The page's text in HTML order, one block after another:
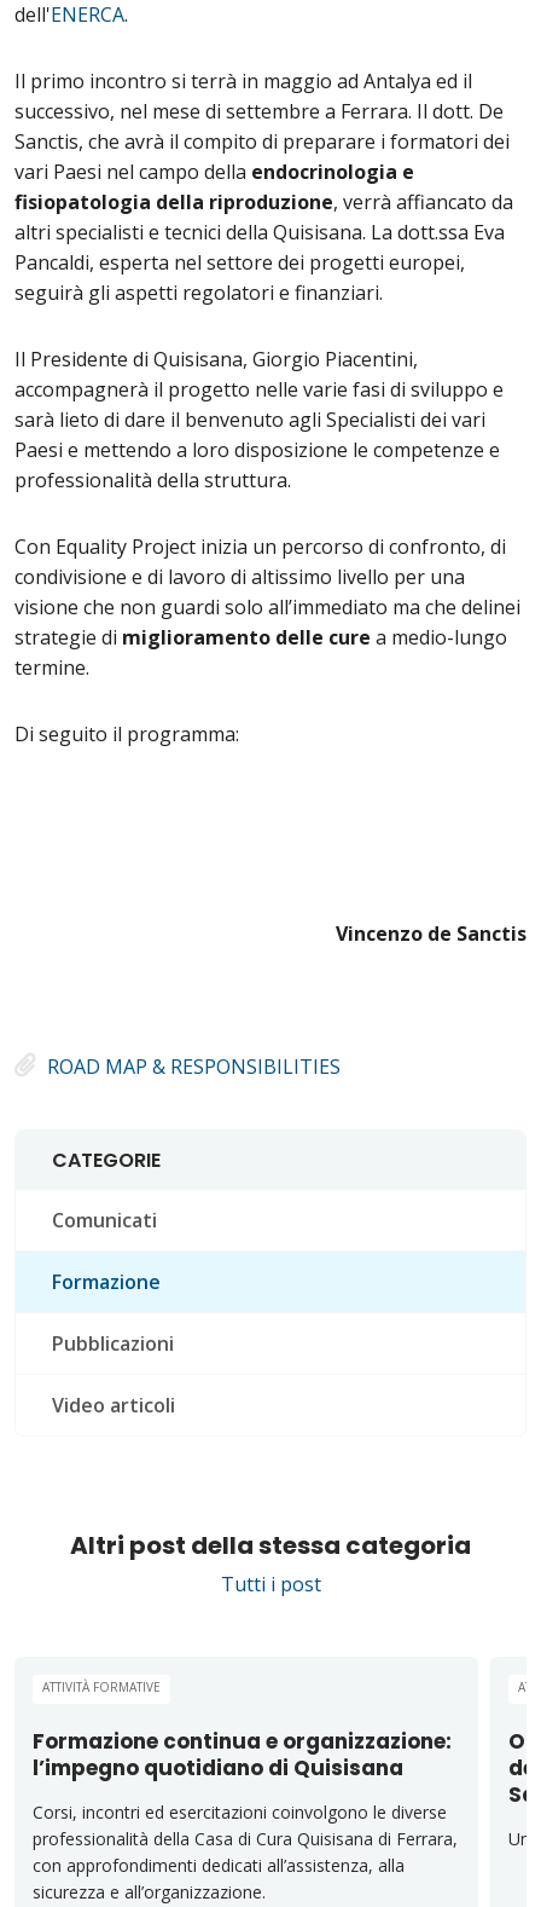
dell'ENERCA.
Il primo incontro si terrà in maggio ad Antalya ed il
successivo, nel mese di settembre a Ferrara. Il dott. De
Sanctis, che avrà il compito di preparare i formatori dei
vari Paesi nel campo della endocrinologia e
fisiopatologia della riproduzione, verrà affiancato da
altri specialisti e tecnici della Quisisana. La dott.ssa Eva
Pancaldi, esperta nel settore dei progetti europei,
seguirà gli aspetti regolatori e finanziari.
Il Presidente di Quisisana, Giorgio Piacentini,
accompagnerà il progetto nelle varie fasi di sviluppo e
sarà lieto di dare il benvenuto agli Specialisti dei vari
Paesi e mettendo a loro disposizione le competenze e
professionalità della struttura.
Con Equality Project inizia un percorso di confronto, di
condivisione e di lavoro di altissimo livello per una
visione che non guardi solo all’immediato ma che delinei
strategie di miglioramento delle cure a medio-lungo
termine.
Di seguito il programma:
Vincenzo de Sanctis
ROAD MAP & RESPONSIBILITIES
CATEGORIE
Comunicati
Formazione
Pubblicazioni
Video articoli
Altri post della stessa categoria
Tutti i post
ATTIVITÀ FORMATIVE
Formazione continua e organizzazione:
l’impegno quotidiano di Quisisana
Corsi, incontri ed esercitazioni coinvolgono le diverse
professionalità della Casa di Cura Quisisana di Ferrara,
con approfondimenti dedicati all’assistenza, alla
sicurezza e all’organizzazione.